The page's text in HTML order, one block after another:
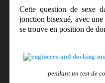
Cette question de sexe
jonction bisexué, avec
se trouve en position de
pendant un test de